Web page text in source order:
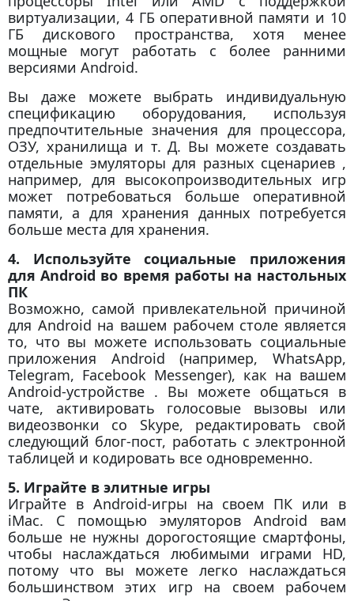
виртуализации, 4 ГБ оперативной памяти и 10
ГБ дискового пространства, хотя менее
мощные могут работать с более ранними
версиями Android.
Вы даже можете выбрать индивидуальную
спецификацию оборудования, используя
предпочтительные значения для процессора,
ОЗУ, хранилища и т. Д. Вы можете создавать
отдельные эмуляторы для разных сценариев ,
например, для высокопроизводительных игр
может потребоваться больше оперативной
памяти, а для хранения данных потребуется
больше места для хранения.
4. Используйте социальные приложения
для Android во время работы на настольных
ПК
Возможно, самой привлекательной причиной
для Android на вашем рабочем столе является
то, что вы можете использовать социальные
приложения Android (например, WhatsApp,
Telegram, Facebook Messenger), как на вашем
Android-устройстве . Вы можете общаться в
чате, активировать голосовые вызовы или
видеозвонки со Skype, редактировать свой
следующий блог-пост, работать с электронной
таблицей и кодировать все одновременно.
5. Играйте в элитные игры
Играйте в Android-игры на своем ПК или в
iMac. С помощью эмуляторов Android вам
больше не нужны дорогостоящие смартфоны,
чтобы наслаждаться любимыми играми HD,
потому что вы можете легко наслаждаться
большинством этих игр на своем рабочем